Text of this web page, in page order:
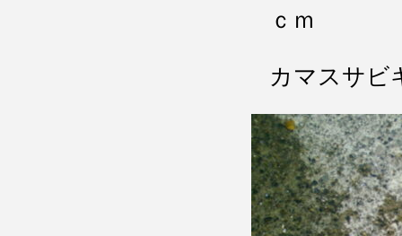
ｃｍ
カマスサビ